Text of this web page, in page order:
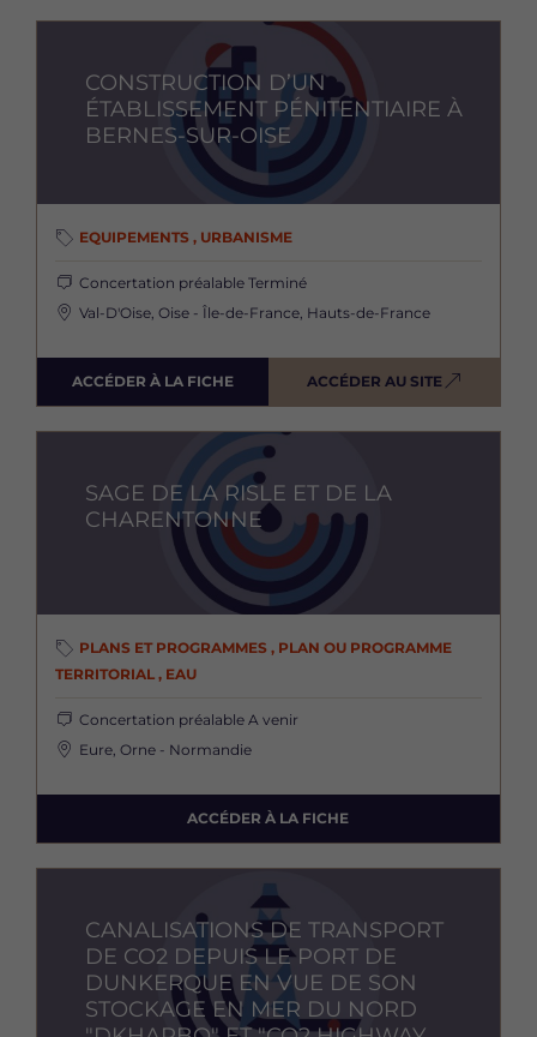
CONSTRUCTION D’UN
ÉTABLISSEMENT PÉNITENTIAIRE À
BERNES-SUR-OISE
EQUIPEMENTS , URBANISME
Concertation préalable Terminé
Val-D'Oise, Oise - Île-de-France, Hauts-de-France
ACCÉDER À LA FICHE ACCÉDER AU SITE
SAGE DE LA RISLE ET DE LA
CHARENTONNE
PLANS ET PROGRAMMES , PLAN OU PROGRAMME
TERRITORIAL , EAU
Concertation préalable A venir
Eure, Orne - Normandie
ACCÉDER À LA FICHE
CANALISATIONS DE TRANSPORT
DE CO2 DEPUIS LE PORT DE
DUNKERQUE EN VUE DE SON
STOCKAGE EN MER DU NORD